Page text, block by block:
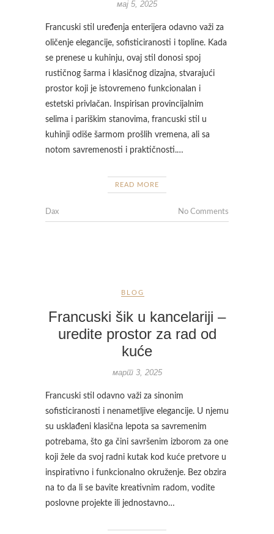
мај 5, 2025
Francuski stil uređenja enterijera odavno važi za
oličenje elegancije, sofisticiranosti i topline. Kada
se prenese u kuhinju, ovaj stil donosi spoj
rustičnog šarma i klasičnog dizajna, stvarajući
prostor koji je istovremeno funkcionalan i
estetski privlačan. Inspirisan provincijalnim
selima i pariškim stanovima, francuski stil u
kuhinji odiše šarmom prošlih vremena, ali sa
notom savremenosti i praktičnosti.…
READ MORE
Dax No Comments
BLOG
Francuski šik u kancelariji –
uredite prostor za rad od
kuće
март 3, 2025
Francuski stil odavno važi za sinonim
sofisticiranosti i nenametljive elegancije. U njemu
su usklađeni klasična lepota sa savremenim
potrebama, što ga čini savršenim izborom za one
koji žele da svoj radni kutak kod kuće pretvore u
inspirativno i funkcionalno okruženje. Bez obzira
na to da li se bavite kreativnim radom, vodite
poslovne projekte ili jednostavno…